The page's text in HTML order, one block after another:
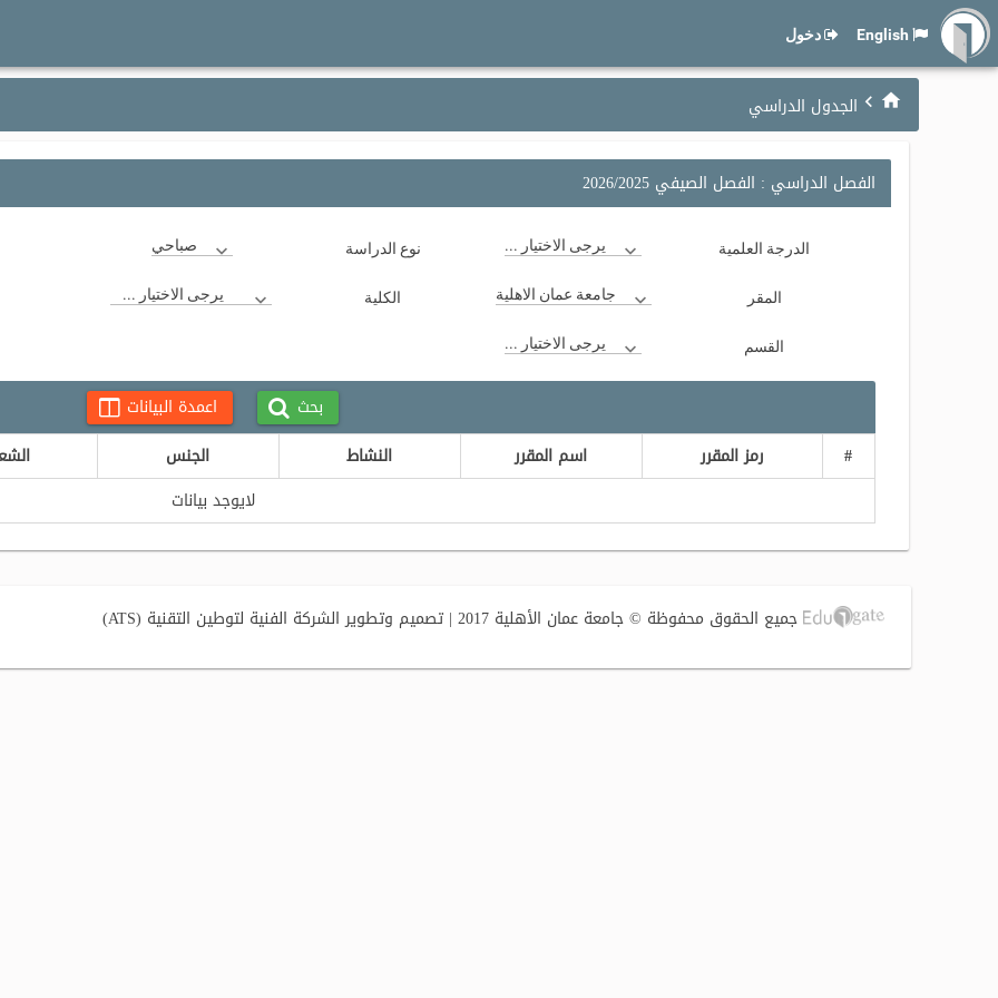
دخول
الجدول الدراسي
الفصل الدراسي : الفصل الصيفي 2026/2025
الدرجة العلمية يرجى الاختيار ... نوع الدراسة صباحي
المقر جامعة عمان الاهلية الكلية يرجى الاختيار ...
القسم يرجى الاختيار ...
بحث
اعمدة البيانات
#
رمز المقرر اسم المقرر النشاط الجنس
لايوجد بيانات
جميع الحقوق محفوظة © جامعة عمان الأهلية 2017 | تصميم وتطوير الشركة الفنية لتوطين التقنية (ATS)